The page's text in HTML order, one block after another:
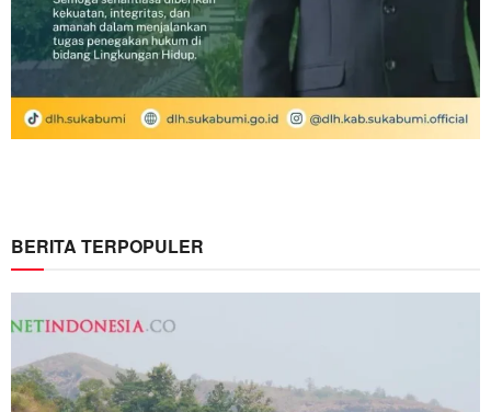
BERITA TERPOPULER